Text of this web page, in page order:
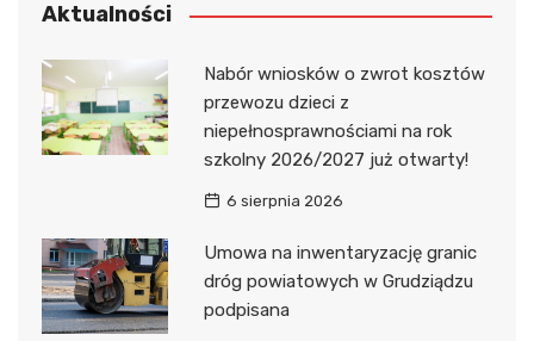
Aktualności
Nabór wniosków o zwrot kosztów
przewozu dzieci z
niepełnosprawnościami na rok
szkolny 2026/2027 już otwarty!
6 sierpnia 2026
Umowa na inwentaryzację granic
dróg powiatowych w Grudziądzu
podpisana